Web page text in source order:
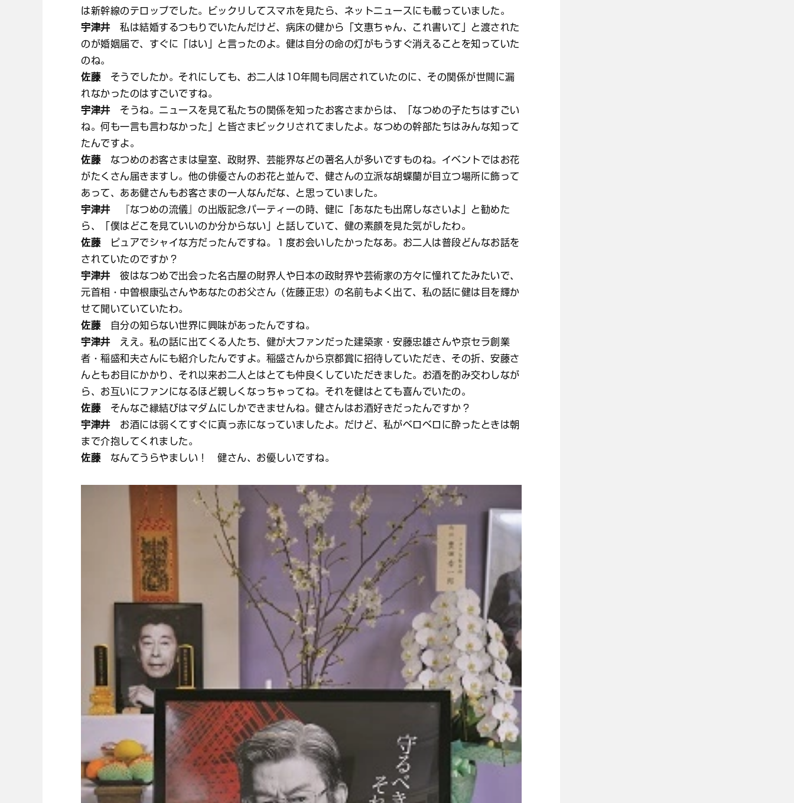
は新幹線のテロップでした。ビックリしてスマホを見たら、ネットニュースにも載っていました。
宇津井私は結婚するつもりでいたんだけど、病床の健から「文惠ちゃん、これ書いて」と渡された
のが婚姻届で、すぐに「はい」と言ったのよ。健は自分の命の灯がもうすぐ消えることを知っていた
のね。
佐藤そうでしたか。それにしても、お二人は10年間も同居されていたのに、その関係が世間に漏
れなかったのはすごいですね。
宇津井そうね。ニュースを見て私たちの関係を知ったお客さまからは、「なつめの子たちはすごい
ね。何も一言も言わなかった」と皆さまビックリされてましたよ。なつめの幹部たちはみんな知って
たんですよ。
佐藤なつめのお客さまは皇室、政財界、芸能界などの著名人が多いですものね。イベントではお花
がたくさん届きますし。他の俳優さんのお花と並んで、健さんの立派な胡蝶蘭が目立つ場所に飾って
あって、ああ健さんもお客さまの一人なんだな、と思っていました。
宇津井『なつめの流儀』の出版記念パーティーの時、健に「あなたも出席しなさいよ」と勧めた
ら、「僕はどこを見ていいのか分からない」と話していて、健の素顔を見た気がしたわ。
佐藤ピュアでシャイな方だったんですね。１度お会いしたかったなあ。お二人は普段どんなお話を
されていたのですか？
宇津井彼はなつめで出会った名古屋の財界人や日本の政財界や芸術家の方々に憧れてたみたいで、
元首相・中曽根康弘さんやあなたのお父さん（佐藤正忠）の名前もよく出て、私の話に健は目を輝か
せて聞いていていたわ。
佐藤自分の知らない世界に興味があったんですね。
宇津井ええ。私の話に出てくる人たち、健が大ファンだった建築家・安藤忠雄さんや京セラ創業
者・稲盛和夫さんにも紹介したんですよ。稲盛さんから京都賞に招待していただき、その折、安藤さ
んともお目にかかり、それ以来お二人とはとても仲良くしていただきました。お酒を酌み交わしなが
ら、お互いにファンになるほど親しくなっちゃってね。それを健はとても喜んでいたの。
佐藤そんなご縁結びはマダムにしかできませんね。健さんはお酒好きだったんですか？
宇津井お酒には弱くてすぐに真っ赤になっていましたよ。だけど、私がベロベロに酔ったときは朝
まで介抱してくれました。
佐藤なんてうらやましい！ 健さん、お優しいですね。